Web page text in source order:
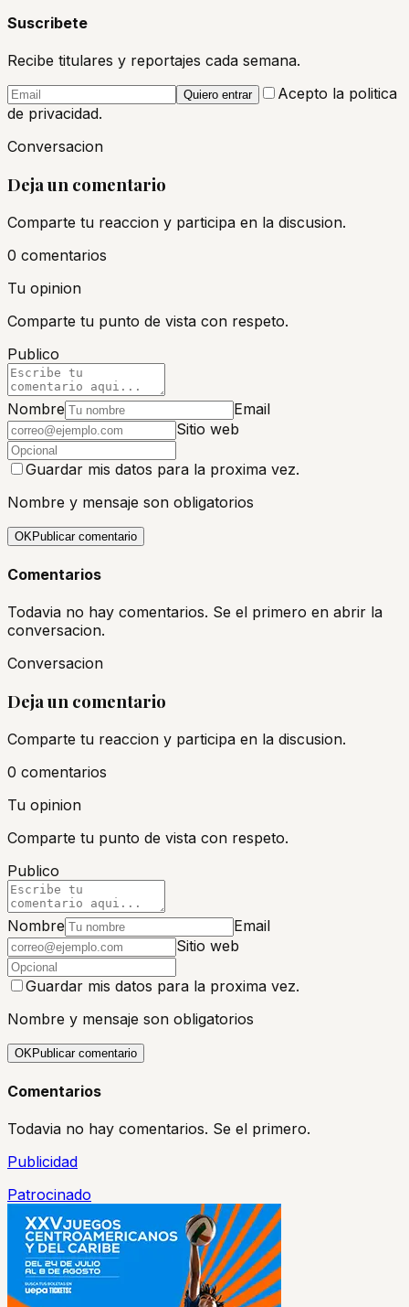
Suscribete
Recibe titulares y reportajes cada semana.
Quiero entrar
Acepto la politica
de privacidad.
Conversacion
Deja un comentario
Comparte tu reaccion y participa en la discusion.
0 comentarios
Tu opinion
Comparte tu punto de vista con respeto.
Publico
Nombre
Email
Sitio web
Guardar mis datos para la proxima vez.
Nombre y mensaje son obligatorios
OK Publicar comentario
Comentarios
Todavia no hay comentarios. Se el primero en abrir la
conversacion.
Conversacion
Deja un comentario
Comparte tu reaccion y participa en la discusion.
0 comentarios
Tu opinion
Comparte tu punto de vista con respeto.
Publico
Nombre
Email
Sitio web
Guardar mis datos para la proxima vez.
Nombre y mensaje son obligatorios
OK Publicar comentario
Comentarios
Todavia no hay comentarios. Se el primero.
Publicidad
Patrocinado